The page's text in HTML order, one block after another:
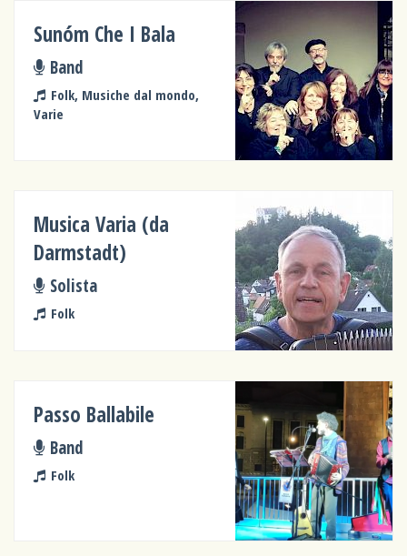
Sunóm Che I Bala
Band
Folk, Musiche dal mondo,
Varie
Musica Varia (da
Darmstadt)
Solista
Folk
Passo Ballabile
Band
Folk